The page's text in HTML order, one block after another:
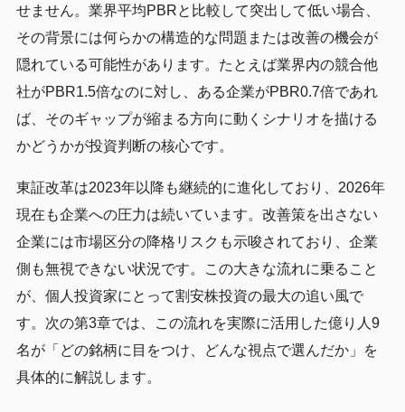
せません。業界平均PBRと比較して突出して低い場合、
その背景には何らかの構造的な問題または改善の機会が
隠れている可能性があります。たとえば業界内の競合他
社がPBR1.5倍なのに対し、ある企業がPBR0.7倍であれ
ば、そのギャップが縮まる方向に動くシナリオを描ける
かどうかが投資判断の核心です。
東証改革は2023年以降も継続的に進化しており、2026年
現在も企業への圧力は続いています。改善策を出さない
企業には市場区分の降格リスクも示唆されており、企業
側も無視できない状況です。この大きな流れに乗ること
が、個人投資家にとって割安株投資の最大の追い風で
す。次の第3章では、この流れを実際に活用した億り人9
名が「どの銘柄に目をつけ、どんな視点で選んだか」を
具体的に解説します。